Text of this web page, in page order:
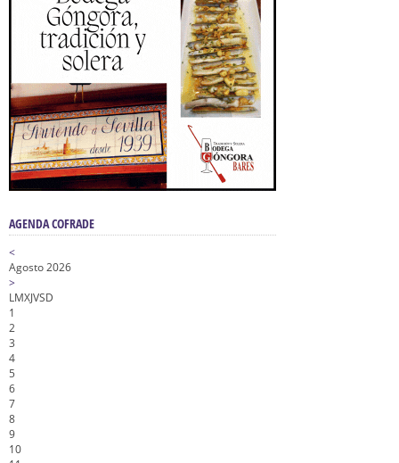
AGENDA COFRADE
<
Agosto 2026
>
LMXJVSD
1
2
3
4
5
6
7
8
9
10